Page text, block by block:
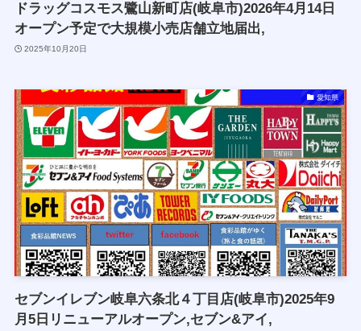
ドラッグコスモス鷺山新町店(岐阜市)2026年4月14日
オープン予定で大規模小売店舗立地届出,
2025年10月20日
愛知県
セブンイレブン岐阜六条北４丁目店(岐阜市)2025年9
月5日リニューアルオープン,セブン&アイ,